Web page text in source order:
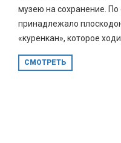
музею на сохранение. По
принадлежало
«куренкан», которое
СМОТРЕТЬ